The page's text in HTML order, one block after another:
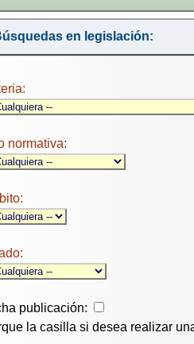
en legislación:
normativa:
publicación:
la casilla si desea realizar